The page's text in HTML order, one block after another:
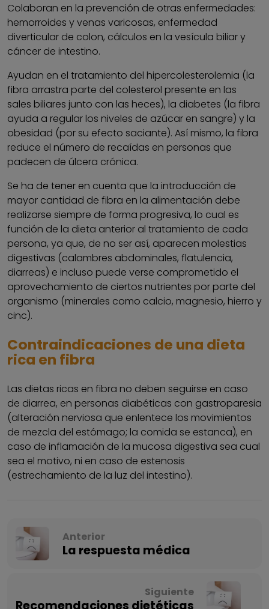
Colaboran en la prevención de otras enfermedades:
hemorroides y venas varicosas, enfermedad
diverticular de colon, cálculos en la vesícula biliar y
cáncer de intestino.
Ayudan en el tratamiento del hipercolesterolemia (la
fibra arrastra parte del colesterol presente en las
sales biliares junto con las heces), la diabetes (la fibra
ayuda a regular los niveles de azúcar en sangre) y la
obesidad (por su efecto saciante). Así mismo, la fibra
reduce el número de recaídas en personas que
padecen de úlcera crónica.
Se ha de tener en cuenta que la introducción de
mayor cantidad de fibra en la alimentación debe
realizarse siempre de forma progresiva, lo cual es
función de la dieta anterior al tratamiento de cada
persona, ya que, de no ser así, aparecen molestias
digestivas (calambres abdominales, flatulencia,
diarreas) e incluso puede verse comprometido el
aprovechamiento de ciertos nutrientes por parte del
organismo (minerales como calcio, magnesio, hierro y
cinc).
Contraindicaciones de una dieta
rica en fibra
Las dietas ricas en fibra no deben seguirse en caso
de diarrea, en personas diabéticas con gastroparesia
(alteración nerviosa que enlentece los movimientos
de mezcla del estómago; la comida se estanca), en
caso de inflamación de la mucosa digestiva sea cual
sea el motivo, ni en caso de estenosis
(estrechamiento de la luz del intestino).
Anterior
La respuesta médica
Siguiente
Recomendaciones dietéticas